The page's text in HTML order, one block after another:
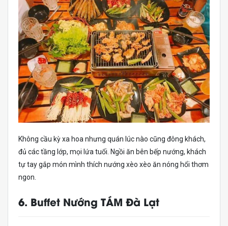
Không cầu kỳ xa hoa nhưng quán lúc nào cũng đông khách,
đủ các tầng lớp, mọi lứa tuổi. Ngồi ăn bên bếp nướng, khách
tự tay gắp món mình thích nướng xèo xèo ăn nóng hổi thơm
ngon.
6. Buffet Nướng TÁM Đà Lạt